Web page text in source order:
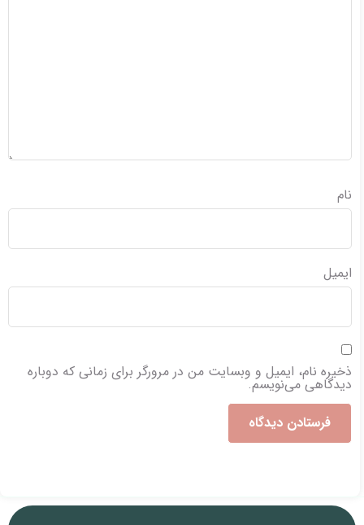
نام
ایمیل
ذخیره نام، ایمیل و وبسایت من در مرورگر برای زمانی که دوباره
دیدگاهی می‌نویسم.